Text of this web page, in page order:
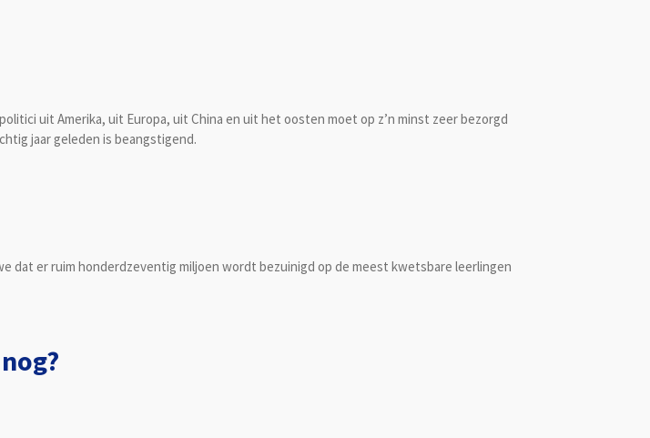
uit Amerika, uit Europa, uit China en uit het oosten moet op z’n minst zeer bezorgd
jaar geleden is beangstigend.
dat er ruim honderdzeventig miljoen wordt bezuinigd op de meest kwetsbare leerlingen